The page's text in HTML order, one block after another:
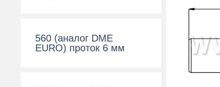
560 (аналог DME
EURO) проток 6 мм